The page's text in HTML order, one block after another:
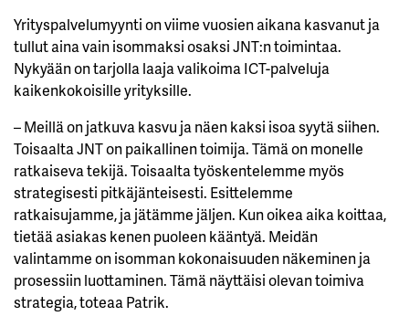
Yrityspalvelumyynti on viime vuosien aikana kasvanut ja
tullut aina vain isommaksi osaksi JNT:n toimintaa.
Nykyään on tarjolla laaja valikoima ICT-palveluja
kaikenkokoisille yrityksille.
– Meillä on jatkuva kasvu ja näen kaksi isoa syytä siihen.
Toisaalta JNT on paikallinen toimija. Tämä on monelle
ratkaiseva tekijä. Toisaalta työskentelemme myös
strategisesti pitkäjänteisesti. Esittelemme
ratkaisujamme, ja jätämme jäljen. Kun oikea aika koittaa,
tietää asiakas kenen puoleen kääntyä. Meidän
valintamme on isomman kokonaisuuden näkeminen ja
prosessiin luottaminen. Tämä näyttäisi olevan toimiva
strategia, toteaa Patrik.